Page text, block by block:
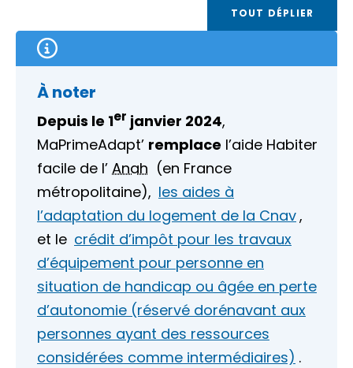
TOUT DÉPLIER
À noter
Depuis le 1er janvier 2024,
MaPrimeAdapt’ remplace l’aide Habiter
facile de l’ Anah (en France
métropolitaine), les aides à
l’adaptation du logement de la Cnav,
et le crédit d’impôt pour les travaux
d’équipement pour personne en
situation de handicap ou âgée en perte
d’autonomie (réservé dorénavant aux
personnes ayant des ressources
considérées comme intermédiaires) .